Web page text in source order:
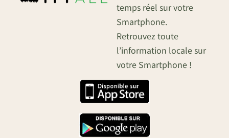
temps réel sur votre
Smartphone.
Retrouvez toute
l’information locale sur
votre Smartphone !